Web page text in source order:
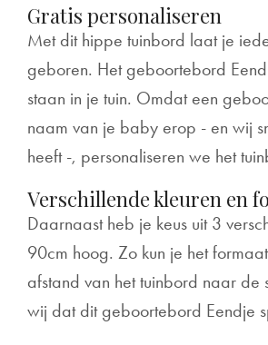
Gratis personaliseren
Met dit hippe tuinbord laat je
geboren. Het geboortebord
staan in je tuin. Omdat een
naam van je baby erop - en wij
heeft -, personaliseren we het
Verschillende kleuren en
Daarnaast heb je keus uit 3
90cm hoog. Zo kun je het
afstand van het tuinbord naar
wij dat dit geboortebord Eendje